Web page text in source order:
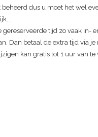
beheerd dus u moet het wel
gereserveerde tijd zo vaak in-
Dan betaal de extra tijd via je
kan gratis tot 1 uur van te